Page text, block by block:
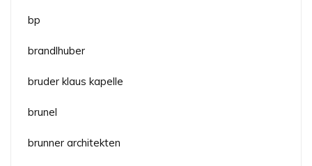
bp
brandlhuber
bruder klaus kapelle
brunel
brunner architekten